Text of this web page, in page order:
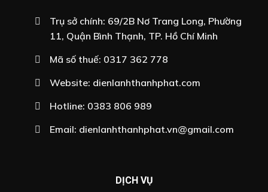
Trụ sở chính: 69/2B Nơ Trang Long, Phường
11, Quận Bình Thạnh, TP. Hồ Chí Minh
Mã số thuế: 0317 362 778
Website: dienlanhthanhphat.com
Hotline: 0383 806 989
Email: dienlanhthanhphat.vn@gmail.com
DỊCH VỤ